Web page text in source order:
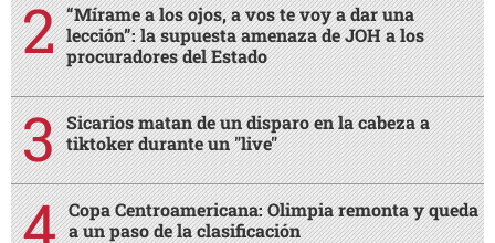
“Mírame a los ojos, a vos te voy a dar una
lección”: la supuesta amenaza de JOH a los
procuradores del Estado
Sicarios matan de un disparo en la cabeza a
tiktoker durante un "live"
Copa Centroamericana: Olimpia remonta y queda
a un paso de la clasificación